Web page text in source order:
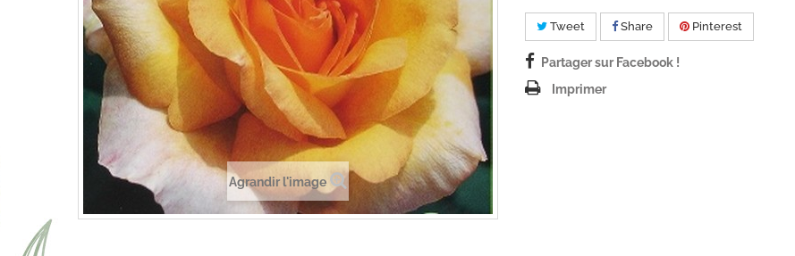
Agrandir l'image
Tweet Share Pinterest
Partager sur Facebook !
Imprimer